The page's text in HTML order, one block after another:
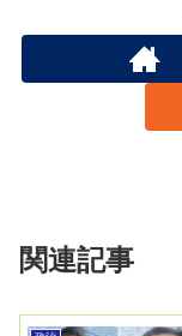
関連記事